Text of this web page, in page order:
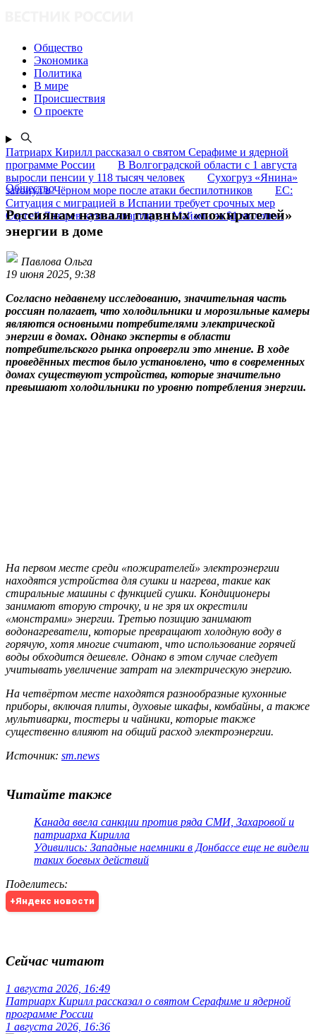
Общество
Экономика
Политика
В мире
Происшествия
О проекте
Патриарх Кирилл рассказал о святом Серафиме и ядерной
программе России
В Волгоградской области с 1 августа
выросли пенсии у 118 тысяч человек
Сухогруз «Янина»
затонул в Чёрном море после атаки беспилотников
ЕС:
Ситуация с миграцией в Испании требует срочных мер
Сергей Лазарев купил квартиру в Майами за $1 миллион
Общество
Россиянам назвали главных «пожирателей»
энергии в доме
Павлова Ольга
19 июня 2025, 9:38
Согласно недавнему исследованию, значительная часть
россиян полагает, что холодильники и морозильные камеры
являются основными потребителями электрической
энергии в домах. Однако эксперты в области
потребительского рынка опровергли это мнение. В ходе
проведённых тестов было установлено, что в современных
домах существуют устройства, которые значительно
превышают холодильники по уровню потребления энергии.
На первом месте среди «пожирателей» электроэнергии
находятся устройства для сушки и нагрева, такие как
стиральные машины с функцией сушки. Кондиционеры
занимают вторую строчку, и не зря их окрестили
«монстрами» энергии. Третью позицию занимают
водонагреватели, которые превращают холодную воду в
горячую, хотя многие считают, что использование горячей
воды обходится дешевле. Однако в этом случае следует
учитывать увеличение затрат на электрическую энергию.
На четвёртом месте находятся разнообразные кухонные
приборы, включая плиты, духовые шкафы, комбайны, а также
мультиварки, тостеры и чайники, которые также
существенно влияют на общий расход электроэнергии.
Источник: sm.news
Читайте также
Канада ввела санкции против ряда СМИ, Захаровой и
патриарха Кирилла
Удивились: Западные наемники в Донбассе еще не видели
таких боевых действий
Поделитесь:
+Яндекс новости
Сейчас читают
1 августа 2026, 16:49
Патриарх Кирилл рассказал о святом Серафиме и ядерной
программе России
1 августа 2026, 16:36